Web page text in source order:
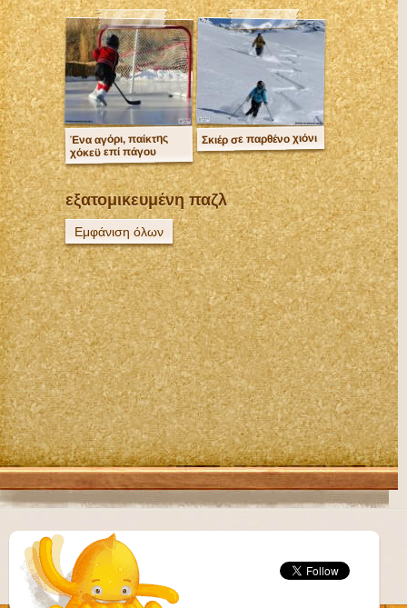
Ένα αγόρι, παίκτης
χόκεϋ επί πάγου
Σκιέρ σε παρθένο χιόνι
εξατομικευμένη παζλ
Εμφάνιση όλων